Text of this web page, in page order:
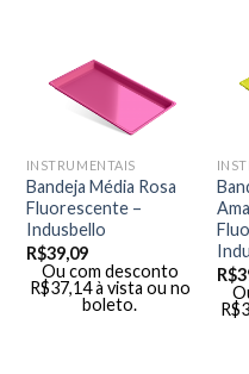
INSTRUMENTAIS
Bandeja Média Rosa
Fluorescente –
Indusbello
R$39,09
Ou com desconto
R$37,14 à vista ou no
boleto.
R$
R$